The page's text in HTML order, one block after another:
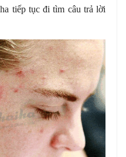
tiếp tục đi tìm câu trả lời